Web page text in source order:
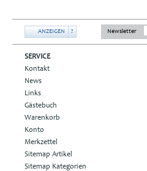
ANZEIGEN ? Newsletter
SERVICE
Kontakt
News
Links
Gästebuch
Warenkorb
Konto
Merkzettel
Sitemap Artikel
Sitemap Kategorien